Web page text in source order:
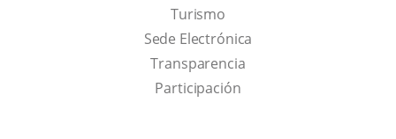
TurismoThis
link
will
open
Sede Electrónica
Transparencia
Participación